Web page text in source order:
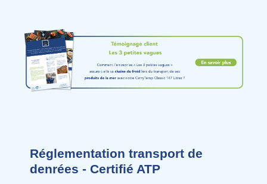
Réglementation transport de
denrées - Certifié ATP